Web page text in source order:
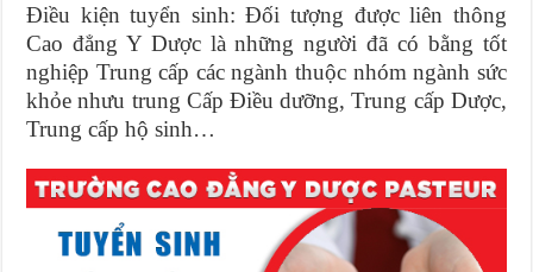
Điều kiện tuyển sinh: Đối tượng được liên thông
Cao đẳng Y Dược là những người đã có bằng tốt
nghiệp Trung cấp các ngành thuộc nhóm ngành sức
khỏe nhưu trung Cấp Điều dưỡng, Trung cấp Dược,
Trung cấp hộ sinh…